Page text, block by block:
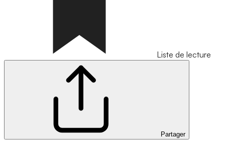
Liste de lecture
Partager